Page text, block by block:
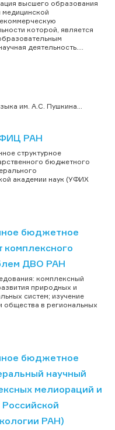
высшего образования
медицинской
которой, является
деятельность....
им. А.С. Пушкина...
РАН
структурное
бюджетного
академии наук (УФИХ
бюджетное
комплексного
ДВО РАН
комплексный
природных и
систем; изучение
общества в региональных
бюджетное
научный
мелиораций и
РАН)